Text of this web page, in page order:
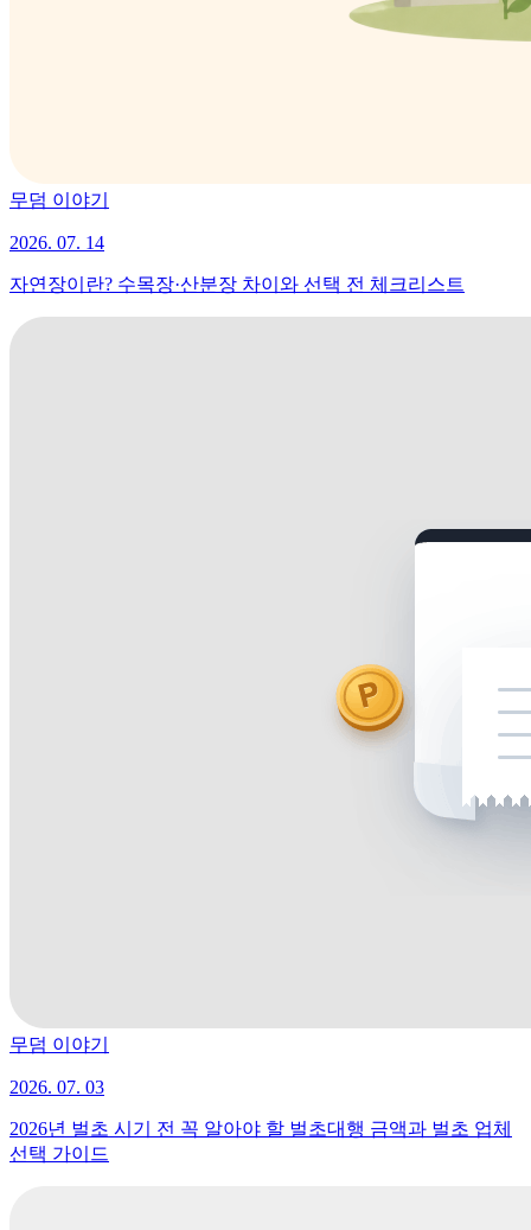
무덤 이야기
2026. 07. 14
자연장이란? 수목장·산분장 차이와 선택 전 체크리스트
무덤 이야기
2026. 07. 03
2026년 벌초 시기 전 꼭 알아야 할 벌초대행 금액과 벌초 업체
선택 가이드